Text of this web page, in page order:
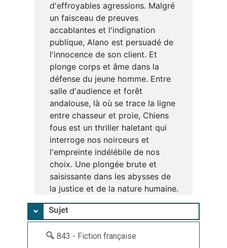
d'effroyables agressions. Malgré
un faisceau de preuves
accablantes et l'indignation
publique, Alano est persuadé de
l'innocence de son client. Et
plonge corps et âme dans la
défense du jeune homme. Entre
salle d'audience et forêt
andalouse, là où se trace la ligne
entre chasseur et proie, Chiens
fous est un thriller haletant qui
interroge nos noirceurs et
l'empreinte indélébile de nos
choix. Une plongée brute et
saisissante dans les abysses de
la justice et de la nature humaine.
Sujet
843 - Fiction française